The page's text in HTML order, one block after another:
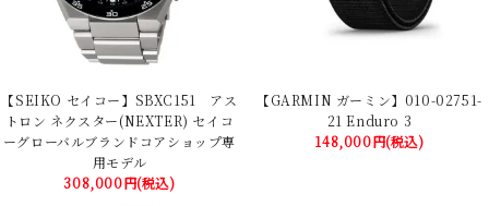
【SEIKO セイコー】SBXC151 アス
トロン ネクスター(NEXTER) セイコ
ーグローバルブランドコアショップ専
用モデル
308,000円(税込)
【GARMIN ガーミン】010-02751-
21 Enduro 3
148,000円(税込)